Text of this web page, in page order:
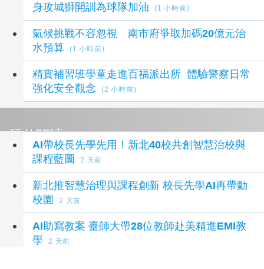
身攻城獅開訓為球隊加油
(1 小時前)
氣候挑戰不容忽視 南市府爭取加碼20億元治
水預算
(1 小時前)
精實補習班學童走進百福派出所 體驗警察日常
強化安全觀念
(2 小時前)
延伸閱讀
AI帶校長先學先用！新北40校共創智慧治校與
課程藍圖
2 天前
新北推智慧治理與課程創新 校長先學AI再帶動
校園
2 天前
AI助寫教案 臺師大帶28位教師赴美精進EMI教
學
2 天前